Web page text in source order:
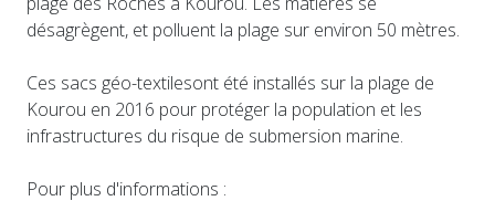
désagrègent, et polluent la plage sur environ 50 mètres.
Ces sacs géo-textilesont été installés sur la plage de
Kourou en 2016 pour protéger la population et les
infrastructures du risque de submersion marine.
Pour plus d'informations :